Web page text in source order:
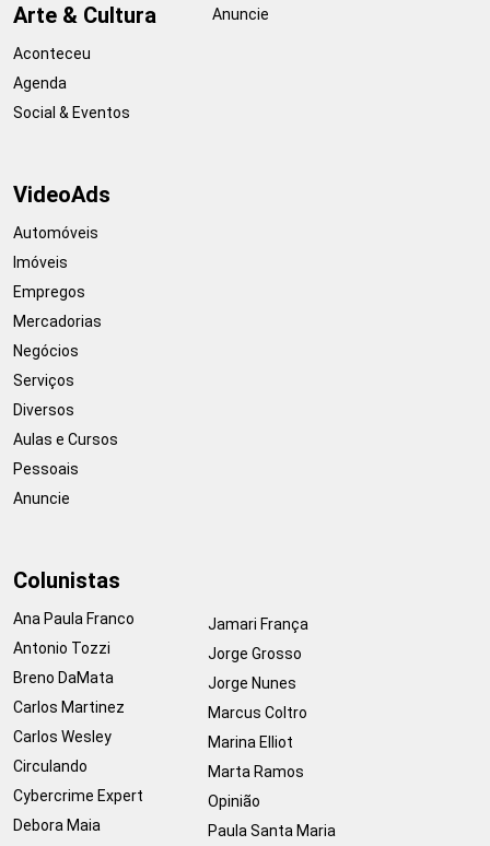
Arte & Cultura
Aconteceu
Agenda
Social & Eventos
Anuncie
VideoAds
Automóveis
Imóveis
Empregos
Mercadorias
Negócios
Serviços
Diversos
Aulas e Cursos
Pessoais
Anuncie
Colunistas
Ana Paula Franco
Antonio Tozzi
Breno DaMata
Carlos Martinez
Carlos Wesley
Circulando
Cybercrime Expert
Debora Maia
Jamari França
Jorge Grosso
Jorge Nunes
Marcus Coltro
Marina Elliot
Marta Ramos
Opinião
Paula Santa Maria